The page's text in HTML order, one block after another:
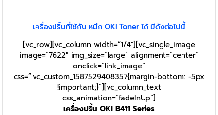
เครื่องปริ้นที่ใช้กับ หมึก OKI Toner ได้ มีดังต่อไปนี้
[vc_row][vc_column width=”1/4″][vc_single_image
image=”7622″ img_size=”large” alignment=”center”
onclick=”link_image”
css=”.vc_custom_1587529408357{margin-bottom: -5px
!important;}”][vc_column_text
css_animation=”fadeInUp”]
เครื่องปริ้น OKI B411 Series